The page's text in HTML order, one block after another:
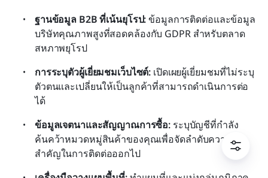
ฐานข้อมูล B2B ที่เน้นยุโรป: ข้อมูลการติดต่อและข้อมูล
บริษัทคุณภาพสูงที่สอดคล้องกับ GDPR สำหรับตลาด
สหภาพยุโรป
การระบุตัวผู้เยี่ยมชมเว็บไซต์: เปิดเผยผู้เยี่ยมชมที่ไม่ระบุ
ตัวตนและเปลี่ยนให้เป็นลูกค้าที่สามารถดำเนินการต่อ
ได้
ข้อมูลเจตนาและสัญญาณการซื้อ: ระบุบัญชีที่กำลัง
ค้นคว้าหมวดหมู่สินค้าของคุณเพื่อจัดลำดับความ
สำคัญในการติดต่อออกไป